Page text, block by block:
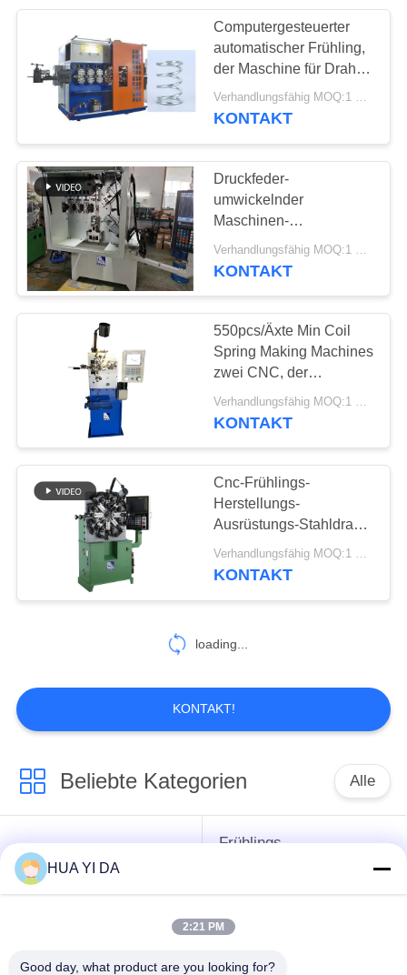
Draht, der Maschine
bildet
17
Drehungs-Frühlings-
Maschine
Zugfeder-Maschine
13
Frühling, der
16
Draht Decoiler-
Ausrüstung
12
Computergesteuerter
automatischer Frühling,
der Maschine für Draht-
Größe 6 - 14mm herstellt
Verhandlungsfähig MOQ:1 Satz
KONTAKT
Druckfeder-
umwickelnder
Maschinen-
Hochgeschwindigkeitsdraht
CNC-5.5kw, der
KONTAKT
550pcs/Äxte Min Coil
Spring Making Machines
zwei CNC, der
Maschine durch Fabrik
herstellt
Verhandlungsfähig MOQ:1 Satz
KONTAKT
Cnc-Frühlings-
Herstellungs-
Ausrüstungs-Stahldraht-
automatische
umwickelnde
Verhandlungsfähig MOQ:1 Satz
KONTAKT
loading...
KONTAKT!
Beliebte Kategorien Alle
cnc-
Frühlingsmaschine
Frühlings-
Druckfeder-Maschine
Frühlings-
verbiegende
HUA YI DA
2:21 PM
Good day, what product are you looking for?